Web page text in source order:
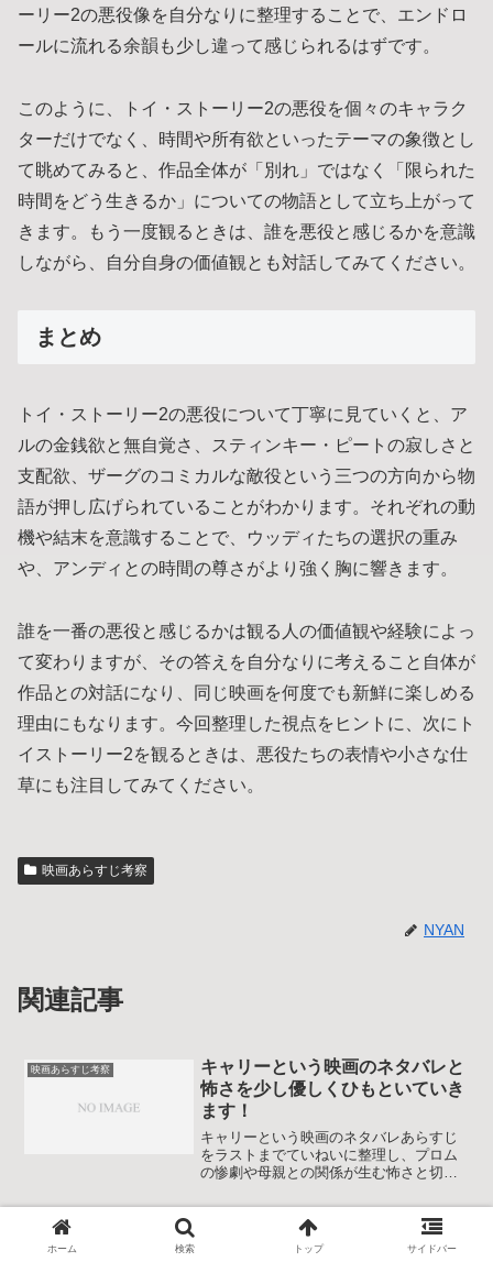
ーリー2の悪役像を自分なりに整理することで、エンドロ
ールに流れる余韻も少し違って感じられるはずです。
このように、トイ・ストーリー2の悪役を個々のキャラク
ターだけでなく、時間や所有欲といったテーマの象徴とし
て眺めてみると、作品全体が「別れ」ではなく「限られた
時間をどう生きるか」についての物語として立ち上がって
きます。もう一度観るときは、誰を悪役と感じるかを意識
しながら、自分自身の価値観とも対話してみてください。
まとめ
トイ・ストーリー2の悪役について丁寧に見ていくと、ア
ルの金銭欲と無自覚さ、スティンキー・ピートの寂しさと
支配欲、ザーグのコミカルな敵役という三つの方向から物
語が押し広げられていることがわかります。それぞれの動
機や結末を意識することで、ウッディたちの選択の重み
や、アンディとの時間の尊さがより強く胸に響きます。
誰を一番の悪役と感じるかは観る人の価値観や経験によっ
て変わりますが、その答えを自分なりに考えること自体が
作品との対話になり、同じ映画を何度でも新鮮に楽しめる
理由にもなります。今回整理した視点をヒントに、次にト
イストーリー2を観るときは、悪役たちの表情や小さな仕
草にも注目してみてください。
映画あらすじ考察
NYAN
関連記事
映画あらすじ考察
キャリーという映画のネタバレと
怖さを少し優しくひもといていき
ます！
キャリーという映画のネタバレあらすじ
をラストまでていねいに整理し、プロム
の惨劇や母親との関係が生む怖さと切な
怒りといじめの連鎖、宗教と超能力のテ
ーマまで分かりやすく振り返れる内容で
映画あらすじ考察
ベイマックスの黒幕の正体と動機
を解説｜優しい怒りの裏側を一緒
ホーム 検索 トップ サイドバー